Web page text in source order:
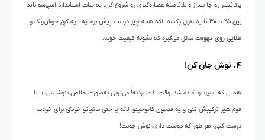
پرتافیلتر رو جا بنداز و بلافاصله عصاره‌گیری رو شروع کن. یه شات استاندارد اسپرسو باید
بین ۲۵ تا ۳۰ ثانیه طول بکشه. اگه همه چیز درست پیش بره، یه لایه کِرِم خوش‌رنگ و
طلایی روی قهوه‌ت شکل می‌گیره که نشونه کیفیت خوبه.
۴. نوش جان کن!
همین که اسپرسو آماده شد، وقت لذت بردنه! می‌تونی به‌صورت خالص بنوشیش، یا با
فوم شیر ترکیبش کنی و یه فنجون کاپوچینو، لاته یا حتی ماکیاتو خونگی برای خودت
درست کنی. هر طور که دوست داری، نوش جونت!